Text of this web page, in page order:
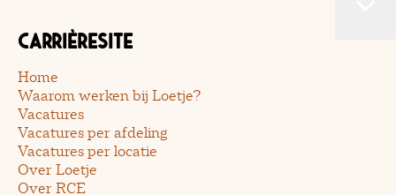
Carrièresite
Home
Waarom werken bij Loetje?
Vacatures
Vacatures per afdeling
Vacatures per locatie
Over Loetje
Over RCE